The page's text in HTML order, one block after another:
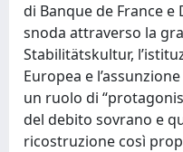
di Banque de France e
snoda attraverso la
Stabilitätskultur,
Europea e
un ruolo di
del debito sovrano e
ricostruzione così